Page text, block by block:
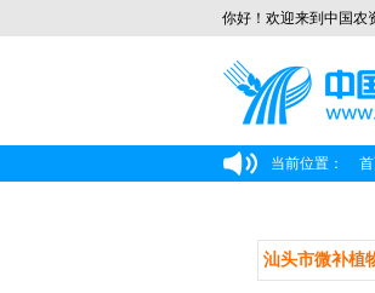
你好！欢迎来到中国农
当前位置：
汕头市微补植